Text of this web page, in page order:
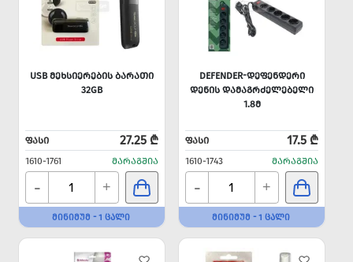
USB ᲛᲔᲮᲡᲘᲔᲠᲔᲑᲘᲡ ᲑᲐᲠᲐᲗᲘ
32GB
ᲤᲐᲡᲘ 27.25 ₾
1610-1761 ᲛᲐᲠᲐᲒᲨᲘᲐ
- +
ᲛᲘᲜᲘᲛᲣᲛ - 1 ᲪᲐᲚᲘ
DEFENDER-ᲓᲔᲤᲔᲜᲓᲔᲠᲘ
ᲓᲔᲜᲘᲡ ᲓᲐᲛᲐᲒᲠᲫᲔᲚᲔᲑᲔᲚᲘ
1.8Მ
ᲤᲐᲡᲘ 17.5 ₾
1610-1743 ᲛᲐᲠᲐᲒᲨᲘᲐ
- +
ᲛᲘᲜᲘᲛᲣᲛ - 1 ᲪᲐᲚᲘ